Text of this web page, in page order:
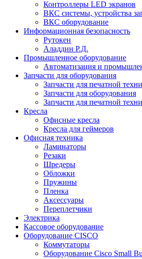
Контроллеры LED экранов
ВКС системы, устройства
ВКС оборудование
Информационная безопасность
Рутокен
Аладдин Р.Д.
Промышленное оборудование
Автоматизация и
Запчасти для оборудования
Запчасти для печатной
Запчасти для оборудования
Запчасти для печатной
Кресла
Офисные кресла
Кресла для геймеров
Офисная техника
Ламинаторы
Резаки
Шредеры
Обложки
Пружины
Пленка
Аксессуары
Переплетчики
Электрика
Кассовое оборудование
Оборудование CISCO
Коммутаторы
Оборудование Cisco Small